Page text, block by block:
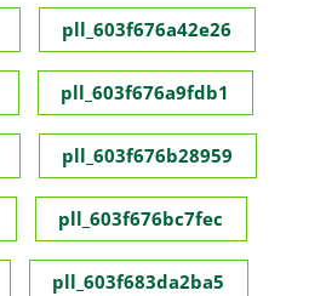
pll_603f676a42e26
pll_603f676a9fdb1
pll_603f676b28959
pll_603f676bc7fec
pll_603f683da2ba5